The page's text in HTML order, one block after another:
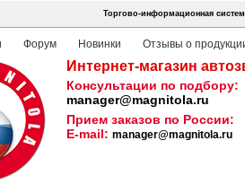
Торгово-информационная
Форум Новинки Отзывы о
Интернет-магазин
Консультации по подбору:
manager@magnitola.ru
Прием заказов по России:
E-mail: manager@magnitola.ru